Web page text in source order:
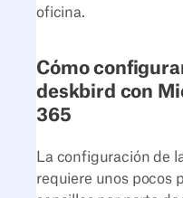
oficina.
Cómo
deskbird con
365
La configuración de
requiere unos pocos